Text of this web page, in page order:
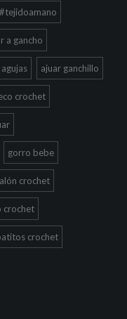
#tejidoamano
a gancho
ajuar ganchillo
crochet
gorro bebe
crochet
crochet
crochet